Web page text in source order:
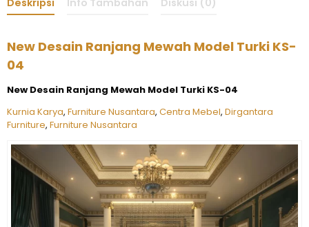
Deskripsi Info Tambahan Diskusi (0)
New Desain Ranjang Mewah Model Turki KS-
04
New Desain Ranjang Mewah Model Turki KS-04
Kurnia Karya, Furniture Nusantara, Centra Mebel, Dirgantara
Furniture, Furniture Nusantara